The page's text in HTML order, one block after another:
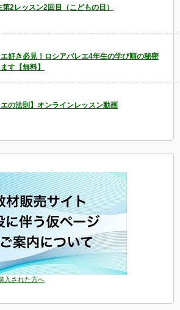
2レッスン2回目（こどもの日）
好き必見！ロシアバレエ4年生の学び順の秘密
す【無料】
エの法則】オンラインレッスン動画
入された方へ